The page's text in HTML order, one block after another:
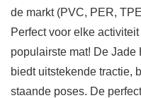
de markt (PVC, PER,
Perfect voor elke
populairste mat! De Jade
biedt uitstekende tractie,
staande poses. De